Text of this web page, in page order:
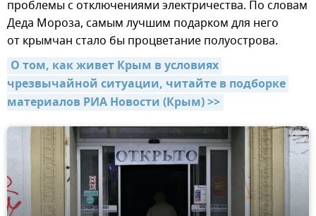
проблемы с отключениями электричества. По словам
Деда Мороза, самым лучшим подарком для него
от крымчан стало бы процветание полуострова.
О том, как живет Крым в условиях
чрезвычайной ситуации, читайте в подборке
материалов РИА Новости (Крым) >>